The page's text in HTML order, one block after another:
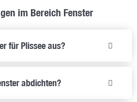
im Bereich Fenster
für Plissee aus?
abdichten?